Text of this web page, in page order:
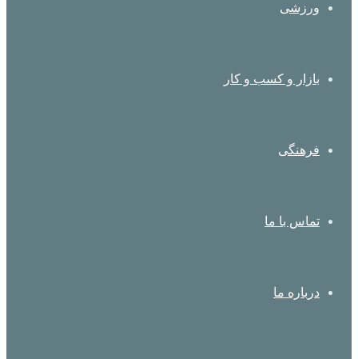
ورزشی
بازار و کسب و کار
فرهنگی
تماس با ما
درباره ما